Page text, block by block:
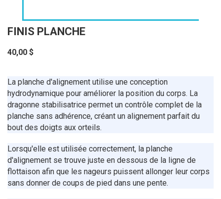
FINIS PLANCHE
40,00 $
La planche d'alignement utilise une conception
hydrodynamique pour améliorer la position du corps. La
dragonne stabilisatrice permet un contrôle complet de la
planche sans adhérence, créant un alignement parfait du
bout des doigts aux orteils.
Lorsqu'elle est utilisée correctement, la planche
d'alignement se trouve juste en dessous de la ligne de
flottaison afin que les nageurs puissent allonger leur corps
sans donner de coups de pied dans une pente.